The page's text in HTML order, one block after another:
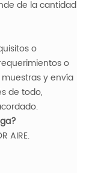
de la cantidad
o
o
y envía
de todo,
AIRE.